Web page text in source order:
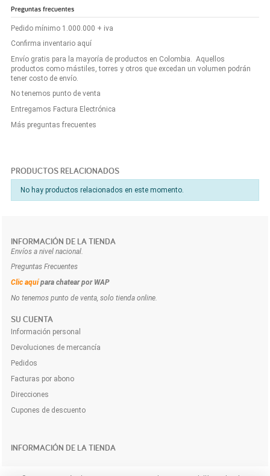
Preguntas frecuentes
Pedido mínimo 1.000.000 + iva
Confirma inventario aquí
Envío gratis para la mayoría de productos en Colombia. Aquellos
productos como mástiles, torres y otros que excedan un volumen podrán
tener costo de envío.
No tenemos punto de venta
Entregamos Factura Electrónica
Más preguntas frecuentes
PRODUCTOS RELACIONADOS
No hay productos relacionados en este momento.
INFORMACIÓN DE LA TIENDA
Envíos a nivel nacional.
Preguntas Frecuentes
Clic aquí para chatear por WAP
No tenemos punto de venta, solo tienda online.
INFORMACIÓN DE LA TIENDA
SU CUENTA
Información personal
Devoluciones de mercancía
Pedidos
Facturas por abono
Direcciones
Cupones de descuento